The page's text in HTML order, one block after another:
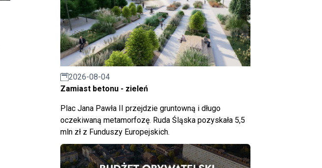
2026-08-04
Zamiast betonu - zieleń
Plac Jana Pawła II przejdzie gruntowną i długo
oczekiwaną metamorfozę. Ruda Śląska pozyskała 5,5
mln zł z Funduszy Europejskich.